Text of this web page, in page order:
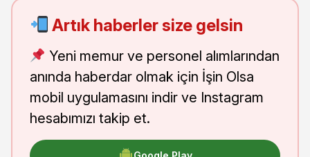
Artık haberler size gelsin
Yeni memur ve personel alımlarından
anında haberdar olmak için İşin Olsa
mobil uygulamasını indir ve Instagram
hesabımızı takip et.